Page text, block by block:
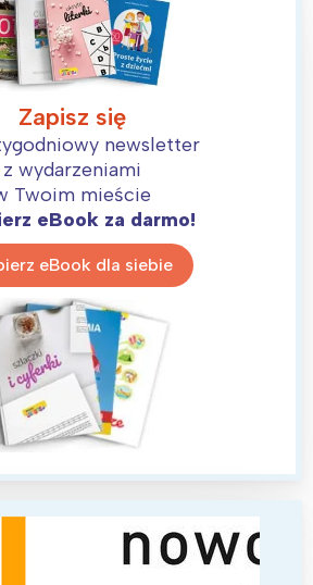
Zapisz się
newsletter
z wydarzeniami
Twoim mieście
eBook za darmo!
eBook dla siebie
Wszystkie
Wybieram